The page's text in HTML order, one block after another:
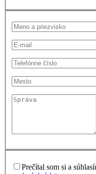
Prečítal som si a